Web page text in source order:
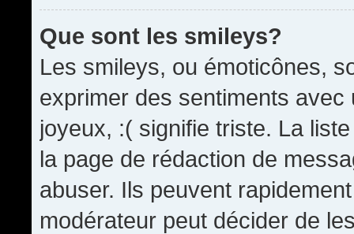
Que sont les smileys?
Les smileys, ou émoticônes,
exprimer des sentiments
joyeux, :( signifie triste. La
la page de rédaction de
abuser. Ils peuvent
modérateur peut décider de